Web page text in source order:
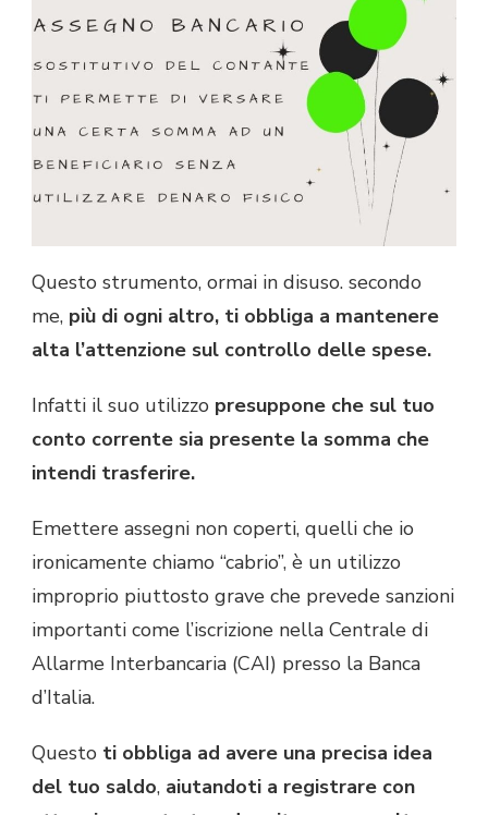
Questo strumento, ormai in disuso. secondo
me, più di ogni altro, ti obbliga a mantenere
alta l’attenzione sul controllo delle spese.
Infatti il suo utilizzo presuppone che sul tuo
conto corrente sia presente la somma che
intendi trasferire.
Emettere assegni non coperti, quelli che io
ironicamente chiamo “cabrio”, è un utilizzo
improprio piuttosto grave che prevede sanzioni
importanti come l’iscrizione nella Centrale di
Allarme Interbancaria (CAI) presso la Banca
d’Italia.
Questo ti obbliga ad avere una precisa idea
del tuo saldo, aiutandoti a registrare con